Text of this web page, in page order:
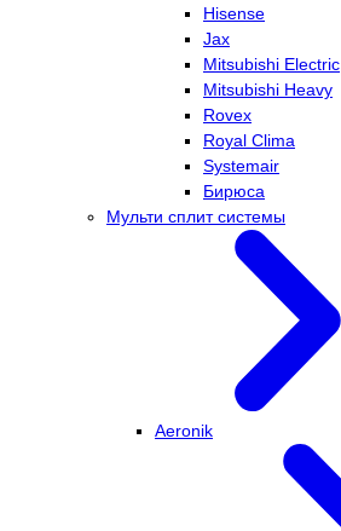
Hisense
Jax
Mitsubishi Electric
Mitsubishi Heavy
Rovex
Royal Clima
Systemair
Бирюса
Мульти сплит системы
Aeronik